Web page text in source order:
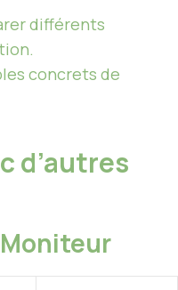
différents
concrets de
d’autres